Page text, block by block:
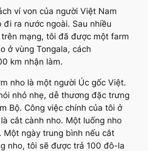
ví von của người Việt Nam
đi ra nước ngoài. Sau nhiều
mạng, tôi đã được mộtfarm
ở vùng Tongala, cách
km nhận làm.
nho là một người Úc gốc Việt.
nhỏ nhẹ, dễ thương đặc trưng
Bộ. Công việc chính của tôi ở
cắt cành nho. Một luống nho
Một ngày trung bình nếu cắt
nho, tôi sẽ được trả 100 đô-la